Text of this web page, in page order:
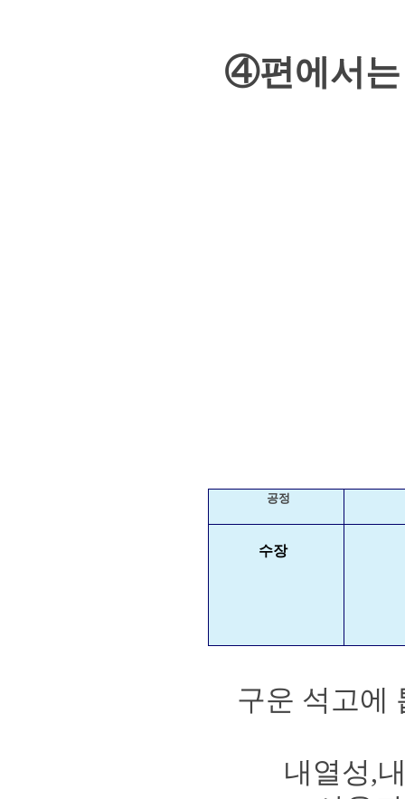
④편에서는
공정
수장
구운 석고에
내열성,